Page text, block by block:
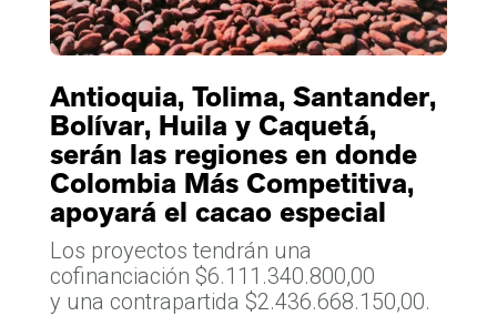
Antioquia, Tolima, Santander,
Bolívar, Huila y Caquetá,
serán las regiones en donde
Colombia Más Competitiva,
apoyará el cacao especial
Los proyectos tendrán una
cofinanciación $6.111.340.800,00
y una contrapartida $2.436.668.150,00.